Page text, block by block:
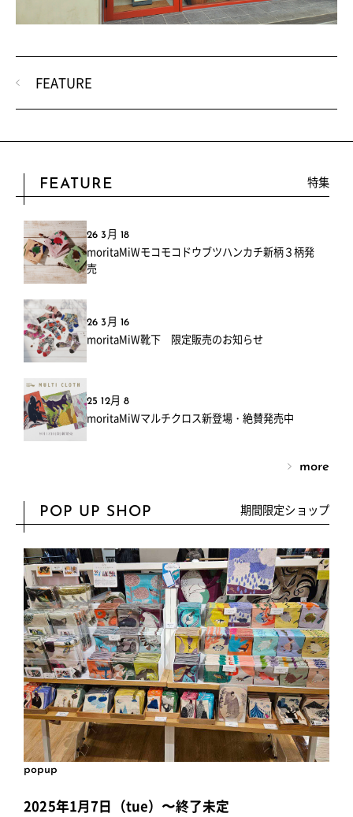
FEATURE
FEATURE 特集
26 3月 18
moritaMiWモコモコドウブツハンカチ新柄３柄発
売
26 3月 16
moritaMiW靴下 限定販売のお知らせ
25 12月 8
moritaMiWマルチクロス新登場・絶賛発売中
more
POP UP SHOP 期間限定ショップ
popup
2025年1月7日（tue）〜終了未定